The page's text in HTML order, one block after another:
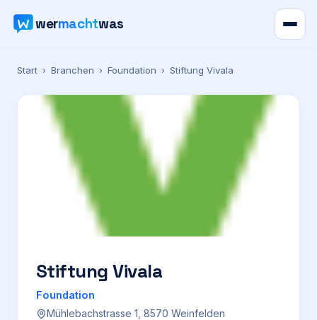
wermachtwas
Verzeichnis
Preise
Für Firmen
Start › Branchen › Foundation › Stiftung Vivala
Stiftung Vivala
Foundation
Mühlebachstrasse 1, 8570 Weinfelden